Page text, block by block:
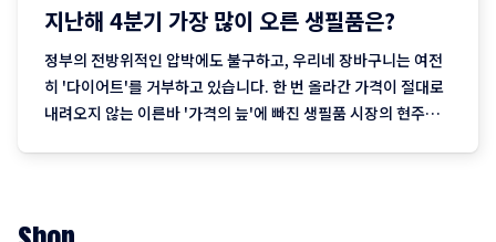
지난해 4분기 가장 많이 오른 생필품은?
정부의 전방위적인 압박에도 불구하고, 우리네 장바구니는 여전
히 '다이어트'를 거부하고 있습니다. 한 번 올라간 가격이 절대로
내려오지 않는 이른바 '가격의 늪'에 빠진 생필품 시장의 현주소